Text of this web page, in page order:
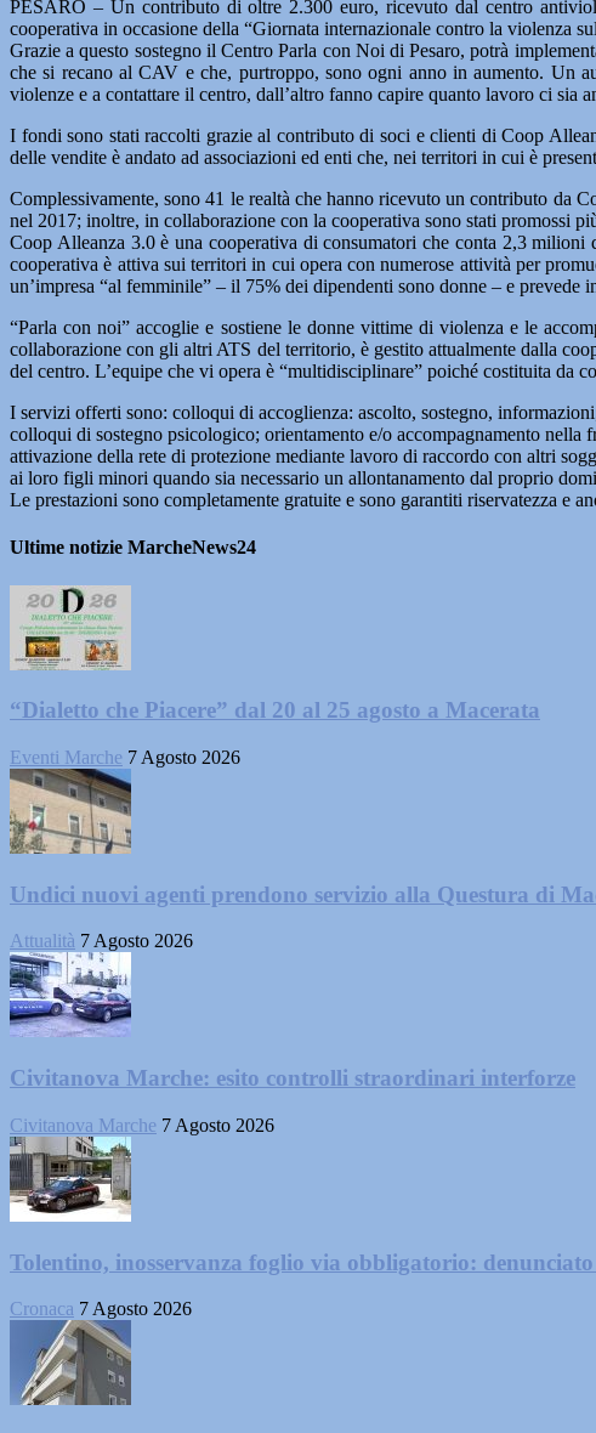
PESARO – Un contributo di oltre 2.300 euro, ricevuto dal centro
cooperativa in occasione della “Giornata internazionale contro la violenza
Grazie a questo sostegno il Centro Parla con Noi di Pesaro, potrà
che si recano al CAV e che, purtroppo, sono ogni anno in aumento. Un
violenze e a contattare il centro, dall’altro fanno capire quanto lavoro ci sia
I fondi sono stati raccolti grazie al contributo di soci e clienti di Coop
delle vendite è andato ad associazioni ed enti che, nei territori in cui è
Complessivamente, sono 41 le realtà che hanno ricevuto un contributo da
nel 2017; inoltre, in collaborazione con la cooperativa sono stati promossi
Coop Alleanza 3.0 è una cooperativa di consumatori che conta 2,3
cooperativa è attiva sui territori in cui opera con numerose attività per
un’impresa “al femminile” – il 75% dei dipendenti sono donne – e
“Parla con noi” accoglie e sostiene le donne vittime di violenza e le
collaborazione con gli altri ATS del territorio, è gestito attualmente dalla
del centro. L’equipe che vi opera è “multidisciplinare” poiché costituita da
I servizi offerti sono: colloqui di accoglienza: ascolto, sostegno,
colloqui di sostegno psicologico; orientamento e/o accompagnamento nella
attivazione della rete di protezione mediante lavoro di raccordo con altri
ai loro figli minori quando sia necessario un allontanamento dal proprio
Le prestazioni sono completamente gratuite e sono garantiti riservatezza e
Ultime notizie MarcheNews24
“Dialetto che Piacere” dal 20 al 25 agosto a Macerata
Eventi Marche 7 Agosto 2026
Undici nuovi agenti prendono servizio alla Questura di
Attualità 7 Agosto 2026
Civitanova Marche: esito controlli straordinari interforze
Civitanova Marche 7 Agosto 2026
Tolentino, inosservanza foglio via obbligatorio: denunciato
Cronaca 7 Agosto 2026